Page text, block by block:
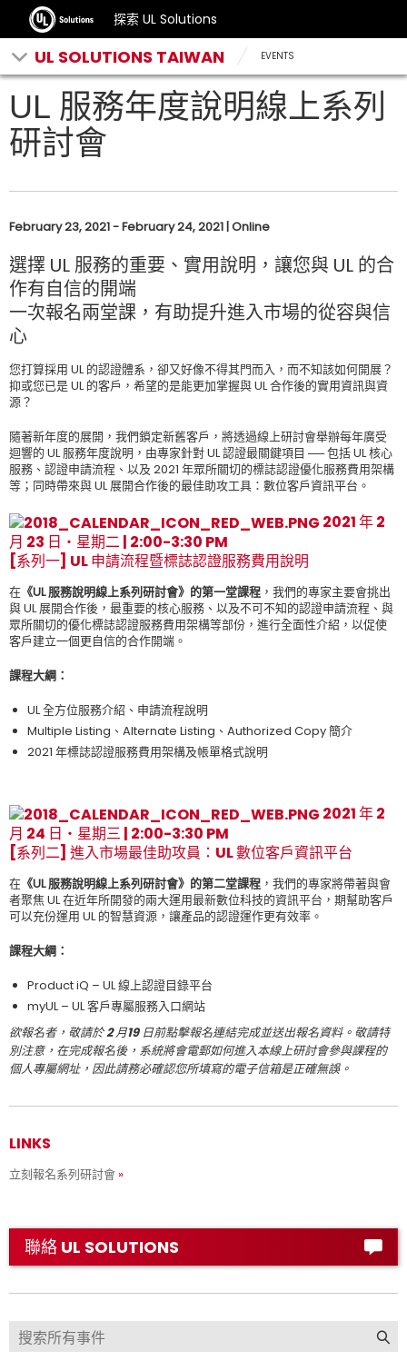
探索 UL Solutions
UL SOLUTIONS TAIWAN EVENTS
UL 服務年度說明線上系列
研討會
February 23, 2021 - February 24, 2021 | Online
選擇 UL 服務的重要、實用說明，讓您與 UL 的合
作有自信的開端
一次報名兩堂課，有助提升進入市場的從容與信
心
您打算採用 UL 的認證體系，卻又好像不得其門而入，而不知該如何開展？
抑或您已是 UL 的客戶，希望的是能更加掌握與 UL 合作後的實用資訊與資
源？
隨著新年度的展開，我們鎖定新舊客戶，將透過線上研討會舉辦每年廣受
迴響的 UL 服務年度說明，由專家針對 UL 認證最關鍵項目 ── 包括 UL 核心
服務、認證申請流程、以及 2021 年眾所關切的標誌認證優化服務費用架構
等；同時帶來與 UL 展開合作後的最佳助攻工具：數位客戶資訊平台。
2021 年 2
月 23 日‧星期二 | 2:00-3:30 PM
[系列一] UL 申請流程暨標誌認證服務費用說明
在 《UL 服務說明線上系列研討會》的第一堂課程 ，我們的專家主要會挑出
與 UL 展開合作後，最重要的核心服務、以及不可不知的認證申請流程、與
眾所關切的優化標誌認證服務費用架構等部份，進行全面性介紹，以促使
客戶建立一個更自信的合作開端。
課程大綱：
UL 全方位服務介紹、申請流程說明
Multiple Listing、Alternate Listing、Authorized Copy 簡介
2021 年標誌認證服務費用架構及帳單格式說明
2021 年 2
月 24 日‧星期三 | 2:00-3:30 PM
[系列二] 進入市場最佳助攻員：UL 數位客戶資訊平台
在 《UL 服務說明線上系列研討會》的第二堂課程 ，我們的專家將帶著與會
者聚焦 UL 在近年所開發的兩大運用最新數位科技的資訊平台，期幫助客戶
可以充份運用 UL 的智慧資源，讓產品的認證運作更有效率。
課程大綱：
Product iQ – UL 線上認證目錄平台
myUL – UL 客戶專屬服務入口網站
欲報名者，敬請於 2 月19 日前點擊報名連結完成並送出報名資料。敬請特
別注意，在完成報名後，系統將會電郵如何進入本線上研討會參與課程的
個人專屬網址，因此請務必確認您所填寫的電子信箱是正確無誤。
LINKS
立刻報名系列研討會
聯絡 UL SOLUTIONS